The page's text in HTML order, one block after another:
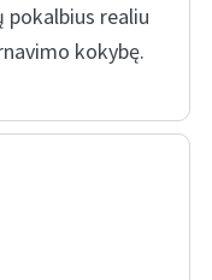
realiu
kokybę.